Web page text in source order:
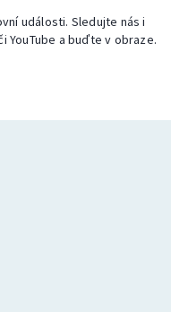
události. Sledujte nás i
YouTube a buďte v obraze.